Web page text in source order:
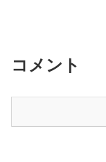
コメント